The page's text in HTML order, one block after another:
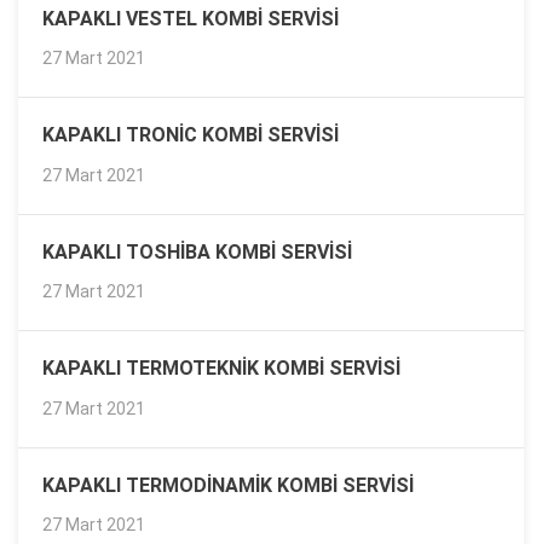
KAPAKLI VESTEL KOMBI SERVISI
27 Mart 2021
KAPAKLI TRONIC KOMBI SERVISI
27 Mart 2021
KAPAKLI TOSHIBA KOMBI SERVISI
27 Mart 2021
KAPAKLI TERMOTEKNIK KOMBI SERVISI
27 Mart 2021
KAPAKLI TERMODINAMIK KOMBI SERVISI
27 Mart 2021